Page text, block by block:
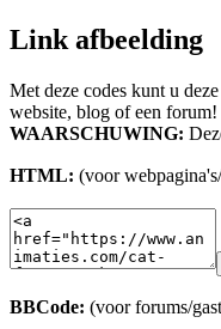
Link afbeelding
Met deze codes kunt u
website, blog of een forum!
WAARSCHUWING:
HTML: (voor
BBCode: (voor forums/